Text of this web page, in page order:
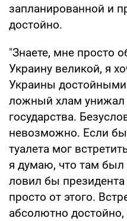
запланированной и
достойно.
"Знаете, мне просто
Украину великой, я
Украины
ложный хлам унижал
государства.
невозможно. Если бы
туалета мог
я думаю, что там был
ловил бы
просто от этого.
абсолютно достойно,